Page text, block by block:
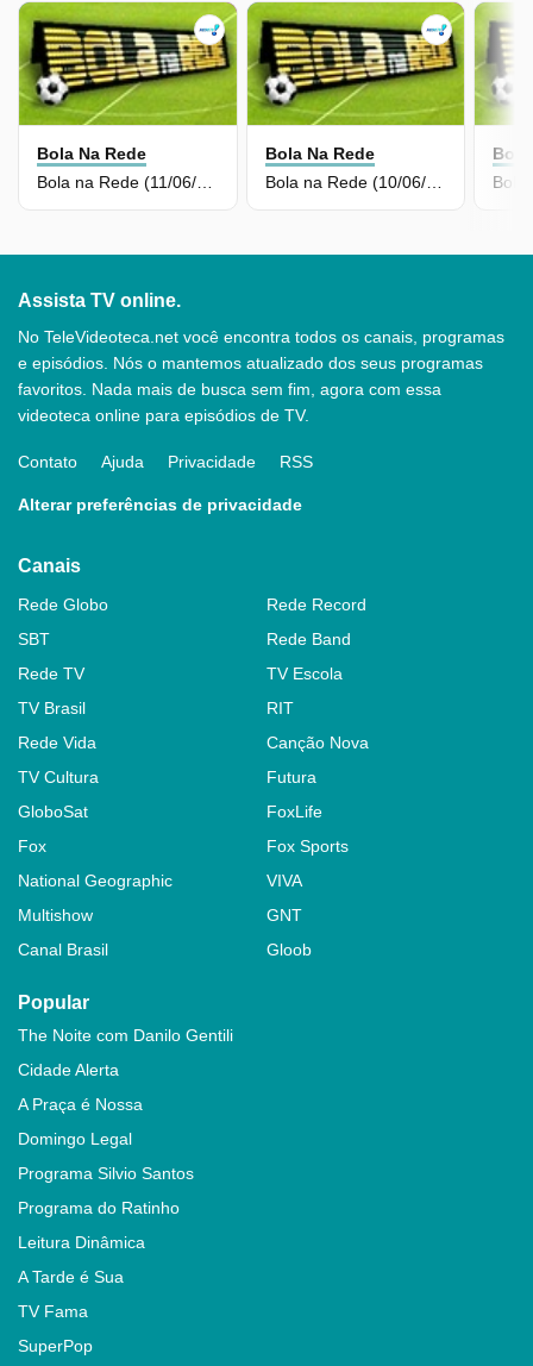
Bola Na Rede
Bola Na Rede
Bola na Rede (10/06/26) | Completo
Bola
Assista TV online.
No TeleVideoteca.net você encontra todos os canais, programas
e episódios. Nós o mantemos atualizado dos seus programas
favoritos. Nada mais de busca sem fim, agora com essa
videoteca online para episódios de TV.
Contato Ajuda Privacidade RSS
Alterar preferências de privacidade
Canais
Rede Globo
Rede Record
SBT
Rede Band
Rede TV
TV Escola
TV Brasil
RIT
Rede Vida
Canção Nova
TV Cultura
Futura
GloboSat
FoxLife
Fox
Fox Sports
National Geographic
VIVA
Multishow
GNT
Canal Brasil
Gloob
Popular
The Noite com Danilo Gentili
Cidade Alerta
A Praça é Nossa
Domingo Legal
Programa Silvio Santos
Programa do Ratinho
Leitura Dinâmica
A Tarde é Sua
TV Fama
SuperPop